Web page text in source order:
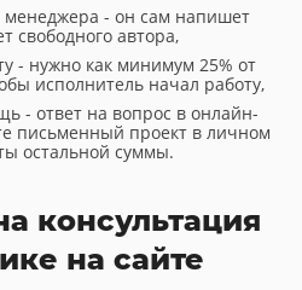
менеджера - он сам напишет
свободного автора,
- нужно как минимум 25% от
исполнитель начал работу,
- ответ на вопрос в онлайн-
письменный проект в личном
остальной суммы.
консультация
на сайте